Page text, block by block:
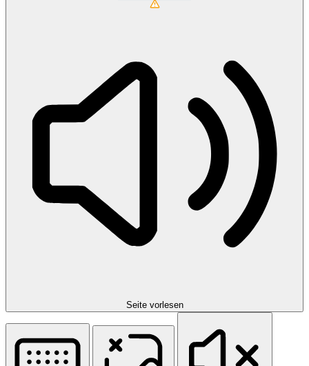
Seite vorlesen